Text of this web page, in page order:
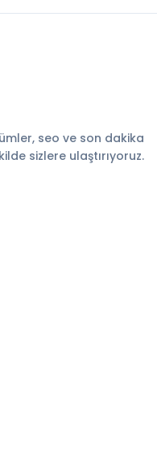
seo ve son dakika
sizlere ulaştırıyoruz.